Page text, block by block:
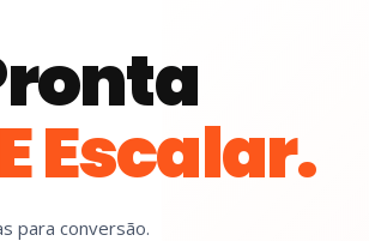
Escalar.
para conversão.